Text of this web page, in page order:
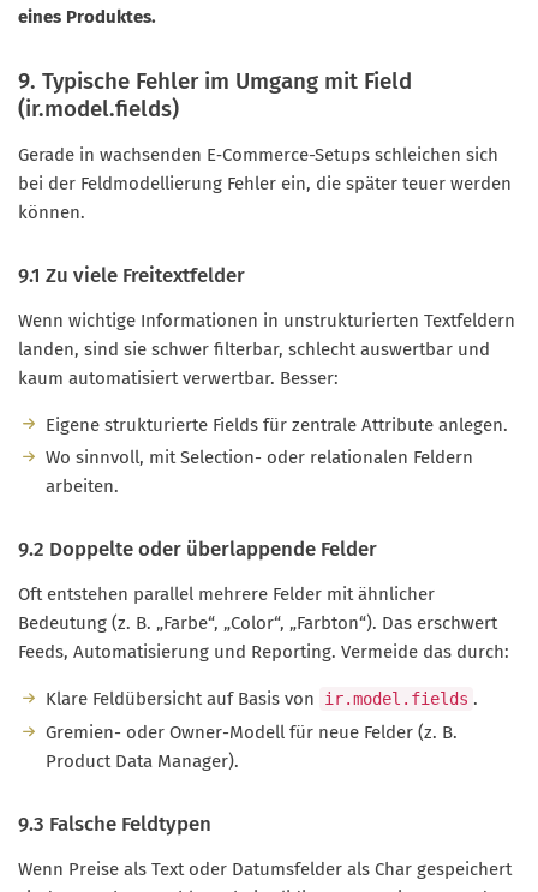
eines Produktes.
9. Typische Fehler im Umgang mit Field
(ir.model.fields)
Gerade in wachsenden E‑Commerce-Setups schleichen sich
bei der Feldmodellierung Fehler ein, die später teuer werden
können.
9.1 Zu viele Freitextfelder
Wenn wichtige Informationen in unstrukturierten Textfeldern
landen, sind sie schwer filterbar, schlecht auswertbar und
kaum automatisiert verwertbar. Besser:
Eigene strukturierte Fields für zentrale Attribute anlegen.
Wo sinnvoll, mit Selection- oder relationalen Feldern
arbeiten.
9.2 Doppelte oder überlappende Felder
Oft entstehen parallel mehrere Felder mit ähnlicher
Bedeutung (z. B. „Farbe“, „Color“, „Farbton“). Das erschwert
Feeds, Automatisierung und Reporting. Vermeide das durch:
Klare Feldübersicht auf Basis von ir.model.fields .
Gremien- oder Owner-Modell für neue Felder (z. B.
Product Data Manager).
9.3 Falsche Feldtypen
Wenn Preise als Text oder Datumsfelder als Char gespeichert